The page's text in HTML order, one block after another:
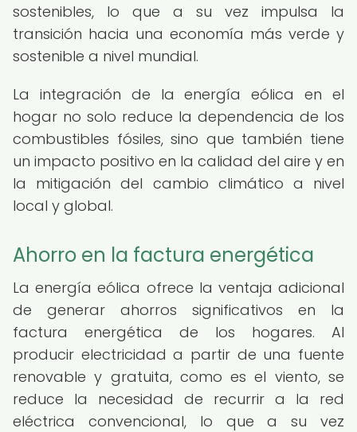
sostenibles, lo que a su vez impulsa la
transición hacia una economía más verde y
sostenible a nivel mundial.
La integración de la energía eólica en el
hogar no solo reduce la dependencia de los
combustibles fósiles, sino que también tiene
un impacto positivo en la calidad del aire y en
la mitigación del cambio climático a nivel
local y global.
Ahorro en la factura energética
La energía eólica ofrece la ventaja adicional
de generar ahorros significativos en la
factura energética de los hogares. Al
producir electricidad a partir de una fuente
renovable y gratuita, como es el viento, se
reduce la necesidad de recurrir a la red
eléctrica convencional, lo que a su vez